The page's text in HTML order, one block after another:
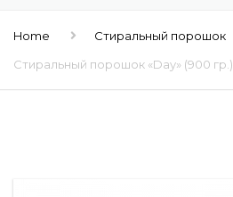
Home
Стиральный порошок
Стиральный порошок «Day» (900 гр.)